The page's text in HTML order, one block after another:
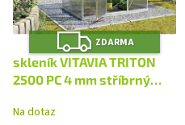
Z
D
A
R
M
ZDARMA
skleník VITAVIA TRITON
2500 PC 4 mm stříbrný
Na dotaz